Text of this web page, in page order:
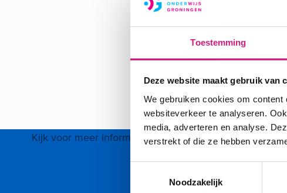
Toestemming
Deze website maakt gebruik van
We gebruiken cookies om
websiteverkeer te analyseren.
media, adverteren en analyse.
verstrekt of die ze hebben
Noodzakelijk
Kijk voor meer informatie op:Montessori Lyceum